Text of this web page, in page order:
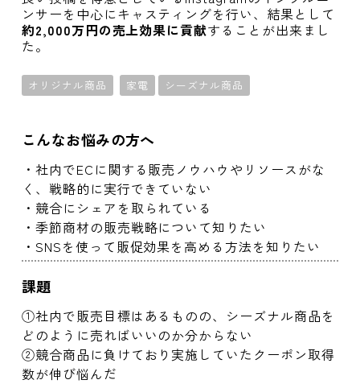
ンサーを中心にキャスティングを行い、結果として
約2,000万円の売上効果に貢献することが出来まし
た。
オリジナル商品 家電 シーズナル商品
こんなお悩みの方へ
・社内でECに関する販売ノウハウやリソースがな
く、戦略的に実行できていない
・競合にシェアを取られている
・季節商材の販売戦略について知りたい
・SNSを使って販促効果を高める方法を知りたい
課題
①社内で販売目標はあるものの、シーズナル商品を
どのように売ればいいのか分からない
②競合商品に負けており実施していたクーポン取得
数が伸び悩んだ